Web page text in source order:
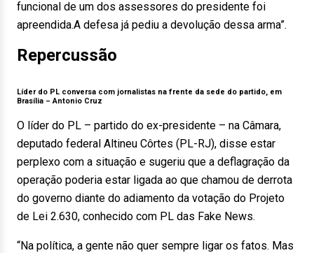
funcional de um dos assessores do presidente foi
apreendida.A defesa já pediu a devolução dessa arma”.
Repercussão
Líder do PL conversa com jornalistas na frente da sede do partido, em
Brasília –Antonio Cruz
O líder do PL – partido do ex-presidente – na Câmara,
deputado federal Altineu Côrtes (PL-RJ), disse estar
perplexo com a situação e sugeriu que a deflagração da
operação poderia estar ligada ao que chamou de derrota
do governo diante do adiamento da votação do Projeto
de Lei 2.630, conhecido com PL das Fake News.
“Na política, a gente não quer sempre ligar os fatos. Mas